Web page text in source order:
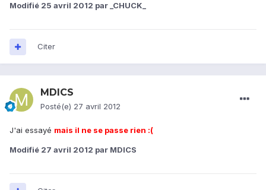
Modifié 25 avril 2012 par _CHUCK_
Citer
MDICS
Posté(e) 27 avril 2012
J'ai essayé mais il ne se passe rien :(
Modifié 27 avril 2012 par MDICS